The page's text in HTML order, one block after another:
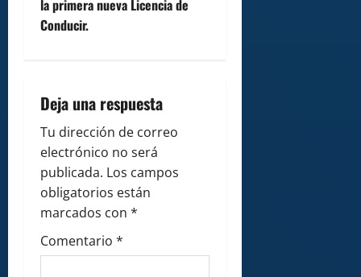
a
i
g
a
t
i
la primera nueva Licencia de
Conducir.
Deja una respuesta
Tu dirección de correo
electrónico no será
publicada. Los campos
obligatorios están
marcados con *
Comentario *